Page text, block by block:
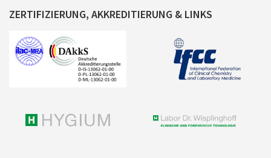
ZERTIFIZIERUNG, AKKREDITIERUNG & LINKS